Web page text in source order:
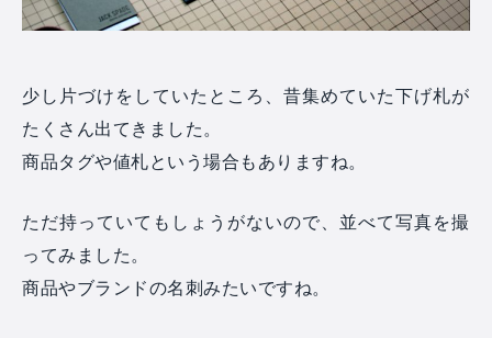
少し片づけをしていたところ、昔集めていた下げ札が
たくさん出てきました。
商品タグや値札という場合もありますね。
ただ持っていてもしょうがないので、並べて写真を撮
ってみました。
商品やブランドの名刺みたいですね。